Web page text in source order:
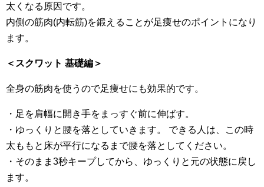
太くなる原因です。
内側の筋肉(内転筋)を鍛えることが足痩せのポイントになり
ます。
＜スクワット 基礎編＞
全身の筋肉を使うので足痩せにも効果的です。
・足を肩幅に開き手をまっすぐ前に伸ばす。
・ゆっくりと腰を落としていきます。 できる人は、この時
太ももと床が平行になるまで腰を落としてください。
・そのまま3秒キープしてから、ゆっくりと元の状態に戻し
ます。